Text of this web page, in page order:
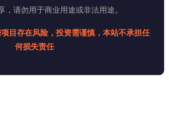
，请勿用于商业用途或非法用途。
目存在风险，投资需谨慎，本站不承担任
何损失责任